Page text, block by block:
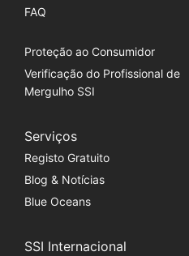
FAQ
Proteção ao Consumidor
Verificação do Profissional de
Mergulho SSI
Serviços
Registo Gratuito
Blog & Notícias
Blue Oceans
SSI Internacional